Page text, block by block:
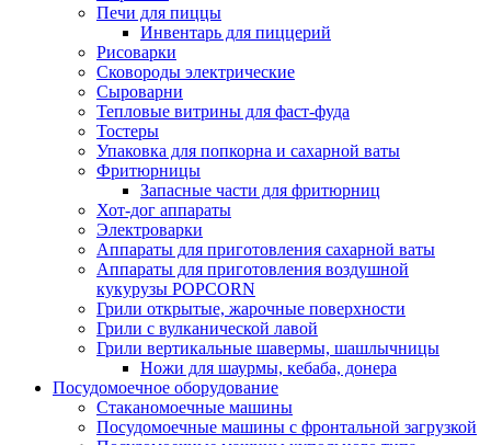
Печи для пиццы
Инвентарь для пиццерий
Рисоварки
Сковороды электрические
Сыроварни
Тепловые витрины для фаст-фуда
Тостеры
Упаковка для попкорна и сахарной ваты
Фритюрницы
Запасные части для фритюрниц
Хот-дог аппараты
Электроварки
Аппараты для приготовления сахарной ваты
Аппараты для приготовления воздушной
кукурузы POPCORN
Грили открытые, жарочные поверхности
Грили с вулканической лавой
Грили вертикальные шавермы, шашлычницы
Ножи для шаурмы, кебаба, донера
Посудомоечное оборудование
Стаканомоечные машины
Посудомоечные машины с фронтальной загрузкой